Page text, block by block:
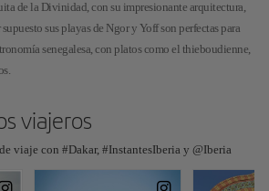
de la Divinidad, con su impresionante arquitectura,
sus playas de Ngor y Yoff son perfectas para
senegalesa, con platos como el thieboudienne,
viajeros
viaje con #Dakar, #InstantesIberia y @Iberia